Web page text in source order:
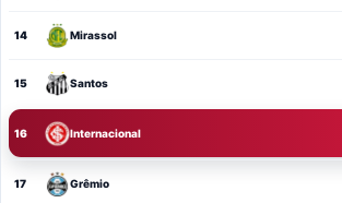
14 Mirassol
15 Santos
16 Internacional
17 Grêmio